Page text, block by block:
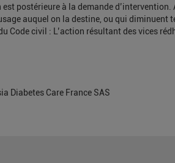
postérieure à la demande
auquel on la destine, ou qui diminuent
Code civil : L’action résultant des vices
Diabetes Care France SAS